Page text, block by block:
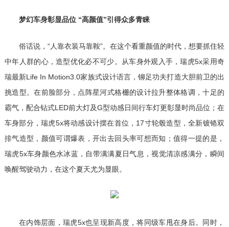
梦幻车身彰显品位 “高颜值”引得众多青睐
俗话说，“人靠衣装马靠鞍”。在这个看重颜值的时代，想要抓住轻
中年人群的心，造型优化必不可少。从车身外观入手，瑞虎5x采用奇
瑞最新Life In Motion3.0家族式设计语言，铆足功夫打造大胆前卫的出
挑造型。在前脸部分，点阵星河式格栅的设计拉升整体格调，十足的
霸气，配合钻式LED前大灯及G型动感日间行车灯更彰显时尚品位；在
车身部分，瑞虎5x将动感设计摆在首位，17寸轮毂造型，全新镀铬双
排气造型，颜值可谓爆表，开出去回头率可想而知；值得一提的是，
瑞虎5x车身颜色水冰蓝，自带满满夏日气息，视觉清凉感满分，瞬间
唤醒驾驶动力，在这个夏天尤为显眼。
在内饰层面，瑞虎5x也呈现新高度，将同级车甩在身后。同时，